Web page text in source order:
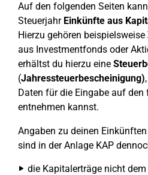
Auf den folgenden Seiten
SteuerjahrEinkünfte aus
Hierzu gehören beispielsweise
aus Investmentfonds oder
erhältst du hierzu eine
(Jahressteuerbescheinigung)
Daten für die Eingabe auf den
entnehmen kannst.
Angaben zu deinen
sind in der Anlage KAP
die Kapitalerträge nicht